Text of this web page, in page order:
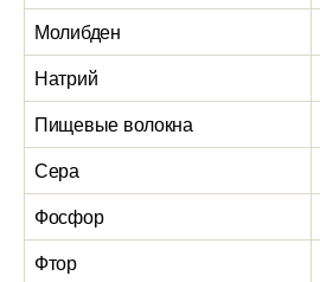
Молибден
Натрий
Пищевые волокна
Сера
Фосфор
Фтор